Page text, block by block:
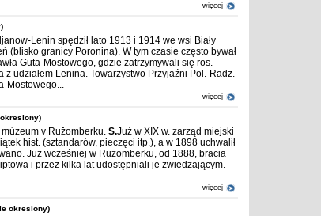
więcej
Lenin spędził lato 1913 i 1914 we wsi Biały
(blisko granicy Poronina). W tym czasie często bywał
Guta-Mostowego, gdzie zatrzymywali się ros.
udziałem Lenina. Towarzystwo Przyjaźni Pol.-Radz.
Mostowego...
więcej
múzeum v Ružomberku. S.Już w XIX w. zarząd miejski
hist. (sztandarów, pieczęci itp.), a w 1898 uchwalił
Już wcześniej w Rużomberku, od 1888, bracia
i przez kilka lat udostępniali je zwiedzającym.
więcej
okreslony)